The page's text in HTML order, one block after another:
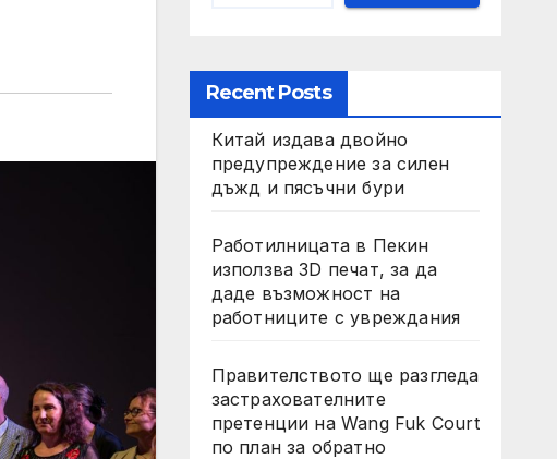
Recent Posts
Китай издава двойно
предупреждение за силен
дъжд и пясъчни бури
Работилницата в Пекин
използва 3D печат, за да
даде възможност на
работниците с увреждания
Правителството ще разгледа
застрахователните
претенции на Wang Fuk Court
по план за обратно